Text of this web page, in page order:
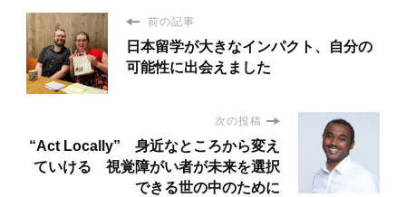
前の記事
日本留学が大きなインパクト、自分の
可能性に出会えました
次の投稿
“Act Locally” 身近なところから変え
ていける 視覚障がい者が未来を選択
できる世の中のために